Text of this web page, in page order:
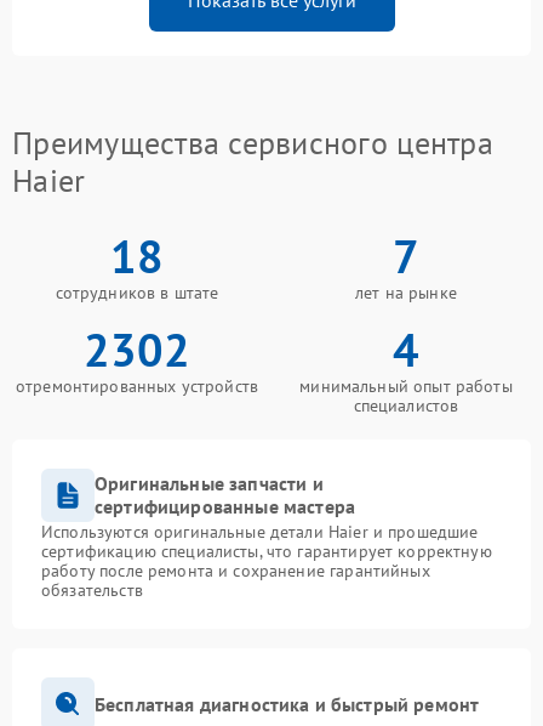
Преимущества сервисного центра
Haier
18
сотрудников в штате
7
лет на рынке
2302
отремонтированных устройств
4
минимальный опыт работы
специалистов
Оригинальные запчасти и
сертифицированные мастера
Используются оригинальные детали Haier и прошедшие
сертификацию специалисты, что гарантирует корректную
работу после ремонта и сохранение гарантийных
обязательств
Бесплатная диагностика и быстрый ремонт